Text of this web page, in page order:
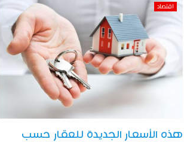
اقتصاد
هذه الأسعار الجديدة للعقار حسب